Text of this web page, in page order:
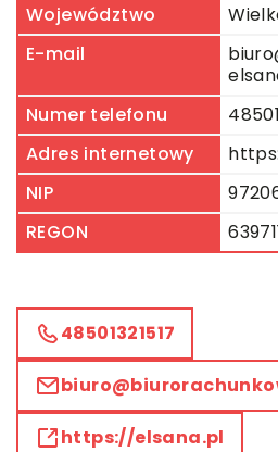
Województwo
E-mail
Numer telefonu
Adres internetowy
NIP
REGON
48501321517
https://elsana.pl